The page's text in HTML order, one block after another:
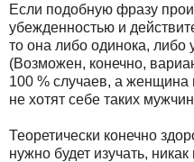
Если подобную фразу
убежденностью и
то она либо одинока,
(Возможен, конечно,
100 % случаев, а
не хотят себе таких
Теоретически конечно
нужно будет изучать,